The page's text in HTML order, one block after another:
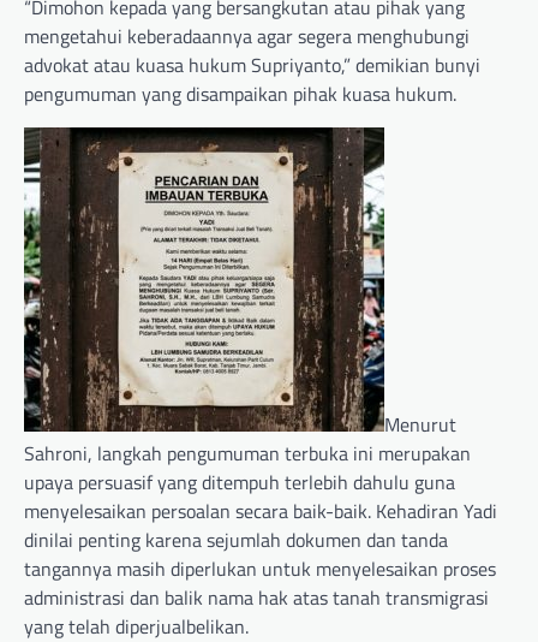
“Dimohon kepada yang bersangkutan atau pihak yang
mengetahui keberadaannya agar segera menghubungi
advokat atau kuasa hukum Supriyanto,” demikian bunyi
pengumuman yang disampaikan pihak kuasa hukum.
Menurut
Sahroni, langkah pengumuman terbuka ini merupakan
upaya persuasif yang ditempuh terlebih dahulu guna
menyelesaikan persoalan secara baik-baik. Kehadiran Yadi
dinilai penting karena sejumlah dokumen dan tanda
tangannya masih diperlukan untuk menyelesaikan proses
administrasi dan balik nama hak atas tanah transmigrasi
yang telah diperjualbelikan.